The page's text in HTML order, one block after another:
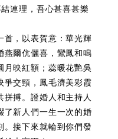
連理，吾心甚喜甚樂
，以表賀意：華光輝
燕爾伉儷喜，鸞鳳和鳴
月映紅額；蕊暖花艷吳
爭交頸，鳳毛濟美彩霞
拼搏。證婚人和主持人
了新人們一生一次的婚
。接下來就輪到你們發